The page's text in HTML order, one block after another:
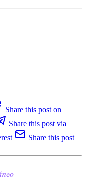
Share this post on
Share this post via
Share this post